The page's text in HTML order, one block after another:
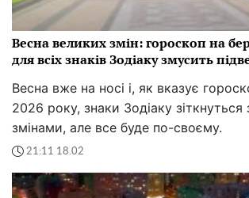
Весна великих змін: гороскоп на
для всіх знаків Зодіаку змусить
Весна вже на носі і, як вказує
2026 року, знаки Зодіаку
змінами, але все буде по-своєму.
21:11 18.02